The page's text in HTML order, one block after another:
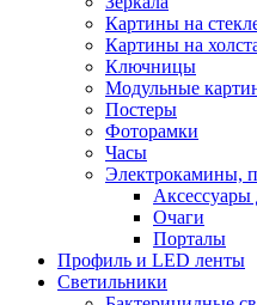
Картины на
Картины на
Ключницы
Модульные
Постеры
Фоторамки
Часы
Электрокамины,
Аксессуары
Очаги
Порталы
Профиль и LED ленты
Светильники